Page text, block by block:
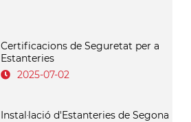
Certificacions de Seguretat per a
Estanteries
2025-07-02
Instal·lació d'Estanteries de Segona